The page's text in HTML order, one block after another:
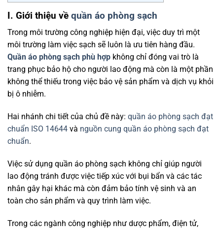
I. Giới thiệu về quần áo phòng sạch
Trong môi trường công nghiệp hiện đại, việc duy trì một
môi trường làm việc sạch sẽ luôn là ưu tiên hàng đầu.
Quần áo phòng sạch phù hợp không chỉ đóng vai trò là
trang phục bảo hộ cho người lao động mà còn là một phần
không thể thiếu trong việc bảo vệ sản phẩm và dịch vụ khỏi
bị ô nhiễm.
Hai nhánh chi tiết của chủ đề này: quần áo phòng sạch đạt
chuẩn ISO 14644 và nguồn cung quần áo phòng sạch đạt
chuẩn.
Việc sử dụng quần áo phòng sạch không chỉ giúp người
lao động tránh được việc tiếp xúc với bụi bẩn và các tác
nhân gây hại khác mà còn đảm bảo tính vệ sinh và an
toàn cho sản phẩm và quy trình làm việc.
Trong các ngành công nghiệp như dược phẩm, điện tử,